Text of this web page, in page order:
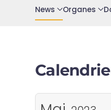
News Organes